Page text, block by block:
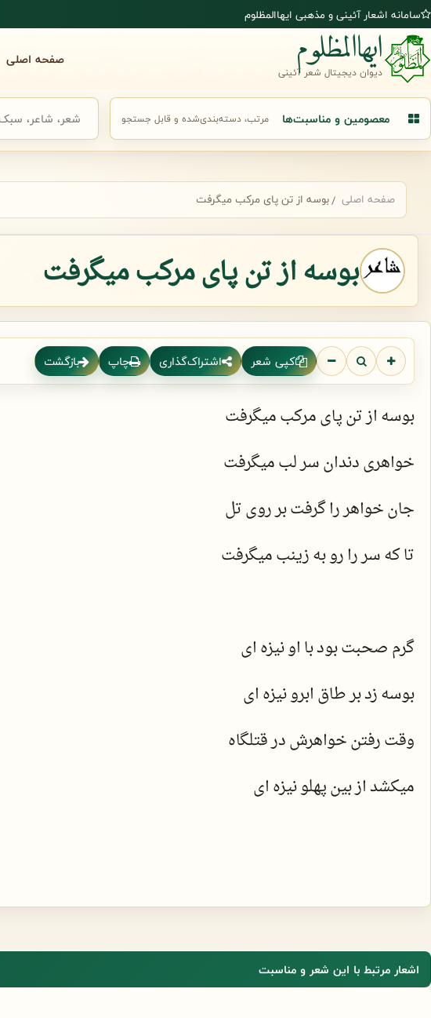
پرش به محتوای اصلی
سامانه اشعار آئینی و مذهبی ایهاالمظلوم
ایهاالمظلوم
دیوان دیجیتال شعر آئینی
صفحه اصلی
معصومین و مناسبت‌ها مرتب، دسته‌بندی‌شده و قابل جستجو
جستجوی سریع شعر
صفحه اصلی بوسه از تن پای مرکب میگرفت
بوسه از تن پای مرکب میگرفت
کپی شعر اشتراک‌گذاری چاپ بازگشت
بوسه از تن پای مرکب میگرفت
خواهری دندان سر لب میگرفت
جان خواهر را گرفت بر روی تل
تا که سر را رو به زینب میگرفت
گرم صحبت بود با او نیزه ای
بوسه زد بر طاق ابرو نیزه ای
وقت رفتن خواهرش در قتلگاه
میکشد از بین پهلو نیزه ای
اشعار مرتبط با این شعر و مناسبت